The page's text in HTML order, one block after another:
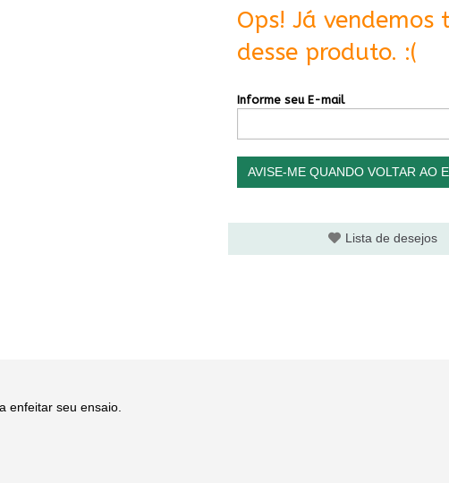
Ops! Já vendemos
desse produto. :(
Informe seu E-mail
AVISE-ME QUANDO VOLTAR AO
Lista de desejos
enfeitar seu ensaio.